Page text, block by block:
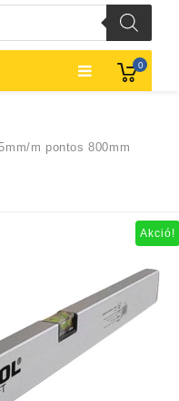
0
m pontos 800mm
Akció!